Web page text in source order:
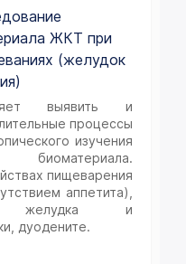
ЖКТ при
(желудок
выявить и
процессы
изучения
пищеварения
аппетита),
желудка и
дуодените.